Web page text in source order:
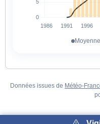
Données issues de Météo-